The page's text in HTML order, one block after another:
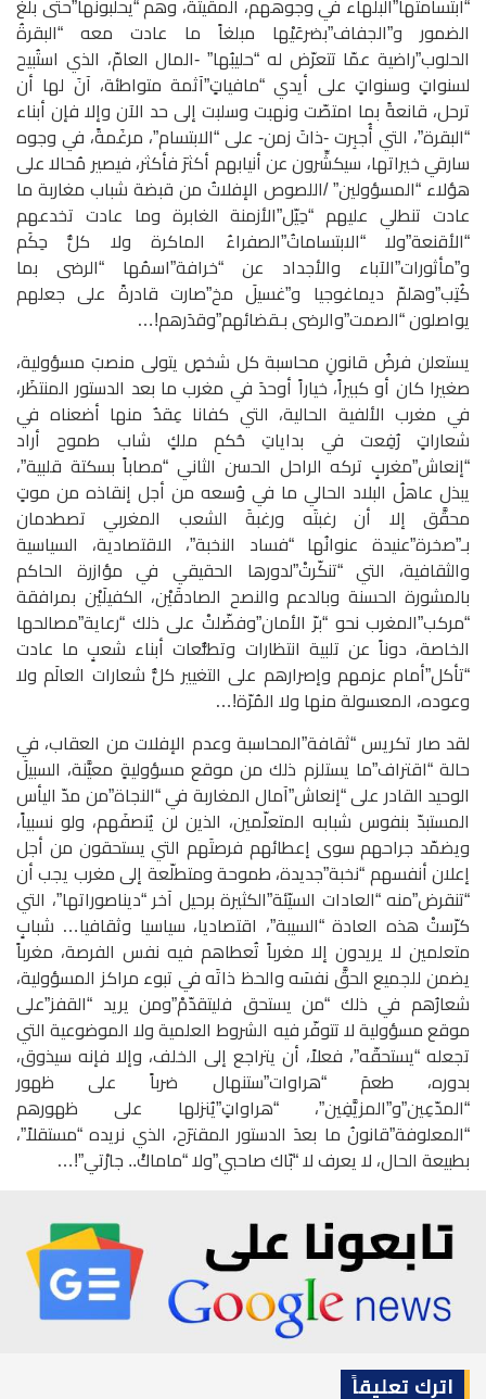
“ابتسامتها”البلهاء في وجوههم، المقيتة، وهم “يحلُبونها”حتى بلغ
الضمور و”الجفاف”بضرعَيْها مبلغاً ما عادت معه “البقرةُ
الحلوب”راضية عمّا تتعرّض له “حليبُها” -المال العامّ، الذي استُبيح
لسنواتٍ وسنواتٍ على أيدي “مافياتٍ”آثمة متواطئة، آنَ لها أن
ترحل، قانعةً بما امتصّت ونهبت وسلبت إلى حد الآن وإلا فإن أبناء
“البقرة”، التي أُجبِرت -ذاتَ زمن- على “الابتسام”، مرغَمةً، في وجوه
سارقي خيراتها، سيكشِّرون عن أنيابهم أكثرَ فأكثر، فيصير مُحالا على
هؤلاء “المسؤولين” /اللصوص الإفلاتُ من قبضة شباب مغاربة ما
عادت تنطلي عليهم “حِيّل”الأزمنة الغابرة وما عادت تخدعهم
“الأقنعة”ولا “الابتساماتُ”الصفراءُ الماكرة ولا كلُّ حِكَم
و”مأثورات”الآباء والأجداد عن “خرافة”اسمُها “الرضى بما
كُتِب”وهلمّ ديماغوجيا و”غسيلَ مخ”صارت قادرةً على جعلهم
يواصلون “الصمت”والرضى بـقضائهم”وقدَرهم!…
يستعلن فرضُ قانونِ محاسبة كل شخصٍ يتولى منصبَ مسؤولية،
صغيرا كان أو كبيراً، خياراً أوحدَ في مغرب ما بعد الدستور المنتظَر،
في مغرب الألفية الحالية، التي كفانا عِقدٌ منها أضعناه في
شعاراتٍ رُفِعت في بداياتِ حُكمِ ملكٍ شاب طموح أراد
“إنعاش”مغربٍ تركه الراحل الحسن الثاني “مصاباً بسكتة قلبية”،
يبذل عاهلُ البلاد الحالي ما في وُسعه من أجل إنقاذه من موتٍ
محقَّق إلا أن رغبتَه ورغبةَ الشعب المغربي تصطدمان
بـ”صخرة”عنيدة عنوانُها “فساد النخبة”، الاقتصادية، السياسية
والثقافية، التي “تنكّرتْ”لدورها الحقيقي في مؤازرة الحاكم
بالمشورة الحسنة وبالدعم والنصح الصادقَيْن، الكفيلَيْن بمرافقة
“مركب”المغرب نحو “برّ الأمان”وفضّلتْ على ذلك “رعاية”مصالحها
الخاصة، دوناً عن تلبية انتظارات وتطلُّعات أبناء شعبٍ ما عادت
“تأكل”أمام عزمهم وإصرارهم على التغيير كلُّ شعارات العالَم ولا
وعوده، المعسولة منها ولا المُرّة!…
لقد صار تكريس “ثقافة”المحاسبة وعدم الإفلات من العقاب، في
حالة “اقتراف”ما يستلزم ذلك من موقع مسؤوليةٍ معيَّنة، السبيلَ
الوحيد القادر على “إنعاش”آمال المغاربة في “النجاة”من مدّ اليأس
المستبدّ بنفوس شبابه المتعلّمين، الذين لن يُنصفَهم، ولو نسبياً،
ويضمّد جراحهم سوى إعطائهم فرصتَهم التي يستحقون من أجل
إعلان أنفسهم “نخبة”جديدة، طموحة ومتطلّعة إلى مغرب يجب أن
“تنقرض”منه “العادات السيّئة”الكثيرة برحيل آخر “ديناصوراتها”، التي
كرّستْ هذه العادة “السيبة”، اقتصاديا، سياسيا وثقافيا… شبابٍ
متعلمين لا يريدون إلا مغرباً تُعطاهم فيه نفس الفرصة، مغرباً
يضمن للجميع الحقَّ نفسَه والحظ ذاتَه في تبوء مراكز المسؤولية،
شعارُهم في ذلك “من يستحق فليتقدّمْ”ومن يريد “القفز”على
موقع مسؤولية لا تتوفّر فيه الشروط العلمية ولا الموضوعية التي
تجعله “يستحقّه”، فعلاً، أن يتراجع إلى الخلف، وإلا فإنه سيذوق،
بدوره، طعمَ “هراوات”ستنهال ضرباً على ظهور
“المدّعِين”و”المزيَّفِين”، “هراواتٍ”يُنزلها على ظهورهم
“المعلوفة”قانونُ ما بعدَ الدستور المقترَح، الذي نريده “مستقلاً”،
بطبيعة الحال، لا يعرف لا “بّاك صاحبي”ولا “ماماكْ.. جارْتي”!…
اترك تعليقاً